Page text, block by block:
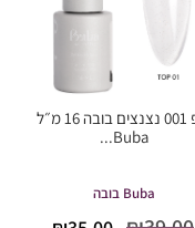
טופ 001 נצנצים בובה 16 מ״ל
Buba...
Buba בובה